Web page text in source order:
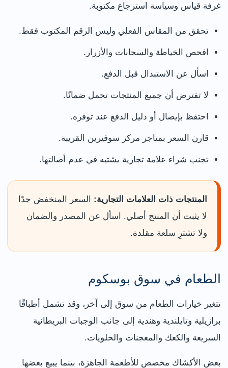
غرفة قياس وسياسة استرجاع مكتوبة.
تحقق من المقاس الفعلي وليس الرقم المكتوب فقط.
افحص الخياطة والسحابات والأزرار.
اسأل عن الاستبدال قبل الدفع.
لا تفترض أن جميع المنتجات تحمل ضمانًا.
احتفظ بإيصال أو دليل الدفع عند توفره.
قارن السعر بمتاجر مركز سوفيرين القريبة.
تجنب شراء علامة تجارية يشتبه في عدم أصالتها.
المنتجات ذات العلامات التجارية: السعر المنخفض جدًا
لا يثبت أن المنتج أصلي. اسأل عن المصدر والضمان
ولا تشترِ سلعة مقلدة.
الطعام في سوق بوسكوم
تتغير خيارات الطعام من سوق إلى آخر، وقد تشمل أطباقًا
برازيلية وتايلندية وهندية إلى جانب الوجبات البريطانية
السريعة والكعك والمعجنات والحلويات.
بعض الأكشاك مخصص للأطعمة الجاهزة، بينما يبيع بعضها